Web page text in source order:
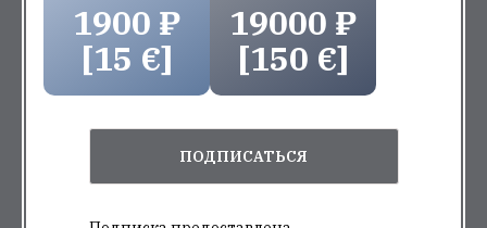
1900 ₽
[15 €]
19000 ₽
[150 €]
ПОДПИСАТЬСЯ